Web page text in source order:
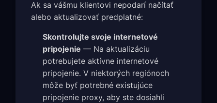
Ak sa vášmu klientovi nepodarí načítať
alebo aktualizovať predplatné:
Skontrolujte svoje internetové
pripojenie — Na aktualizáciu
potrebujete aktívne internetové
pripojenie. V niektorých regiónoch
môže byť potrebné existujúce
pripojenie proxy, aby ste dosiahli